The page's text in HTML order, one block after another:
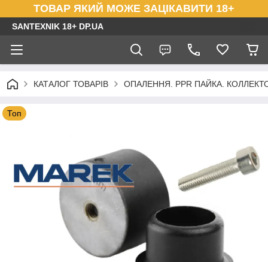
ТОВАР ЯКИЙ МОЖЕ ЗАЦІКАВИТИ 18+
SANTEXNIK 18+ DP.UA
КАТАЛОГ ТОВАРІВ ОПАЛЕННЯ. PPR ПАЙКА.
Топ